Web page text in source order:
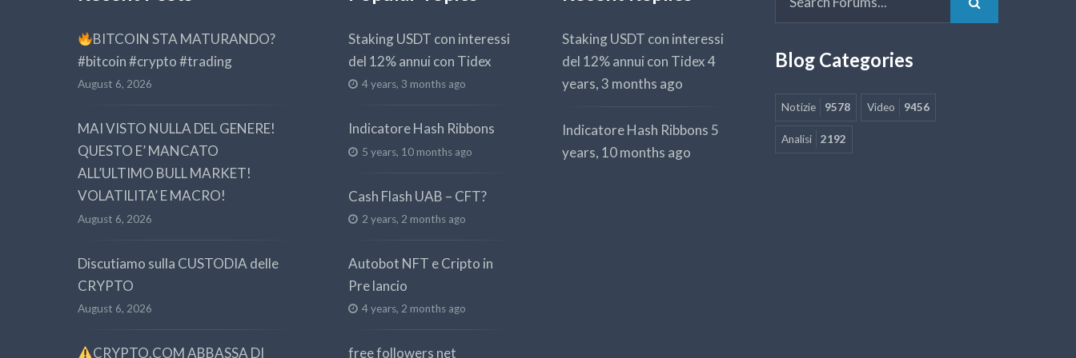
BITCOIN STA MATURANDO?
#bitcoin #crypto #trading
August 6, 2026
MAI VISTO NULLA DEL GENERE!
QUESTO E’ MANCATO
ALL’ULTIMO BULL MARKET!
VOLATILITA’ E MACRO!
August 6, 2026
Discutiamo sulla CUSTODIA delle
CRYPTO
August 6, 2026
CRYPTO.COM ABBASSA DI
Staking USDT con interessi
del 12% annui con Tidex
4 years, 3 months ago
Indicatore Hash Ribbons
5 years, 10 months ago
Cash Flash UAB – CFT?
2 years, 2 months ago
Autobot NFT e Cripto in
Pre lancio
4 years, 2 months ago
free followers net
Staking USDT con interessi
del 12% annui con Tidex4
years, 3 months ago
Indicatore Hash Ribbons 5
years, 10 months ago
Blog Categories
Notizie 9578 Video 9456
Analisi 2192